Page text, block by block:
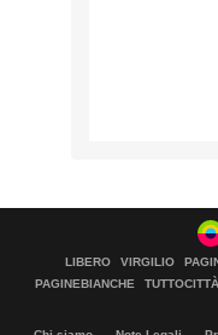
LIBERO VIRGILIO
PAGINEBIANCHE
TUTTOCITTÀ